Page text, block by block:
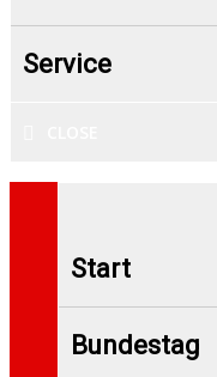
Service
Start
Bundestag